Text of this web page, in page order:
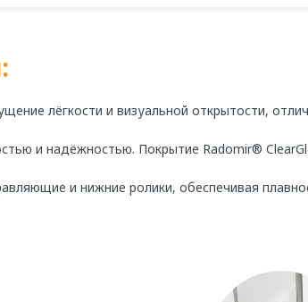
лёгкости и визуальной открытости,
и надёжностью. Покрытие Radomir®
и нижние ролики, обеспечивая